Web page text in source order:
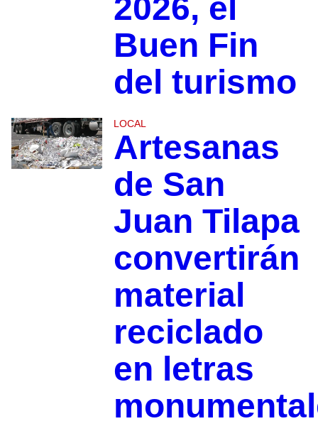
2026, el
Buen Fin
del turismo
LOCAL
Artesanas
de San
Juan Tilapa
convertirán
material
reciclado
en letras